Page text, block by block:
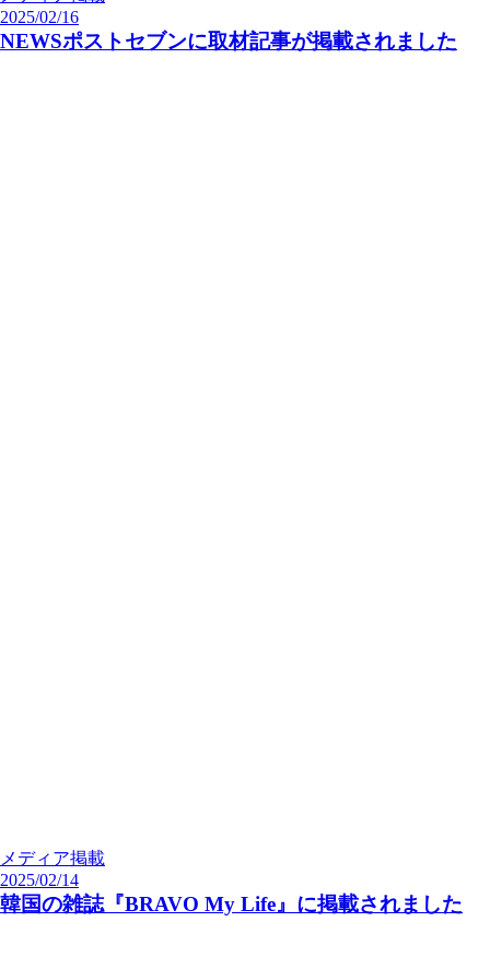
2025/02/16
NEWSポストセブンに取材記事が掲載されました
メディア掲載
2025/02/14
韓国の雑誌『BRAVO My Life』に掲載されました